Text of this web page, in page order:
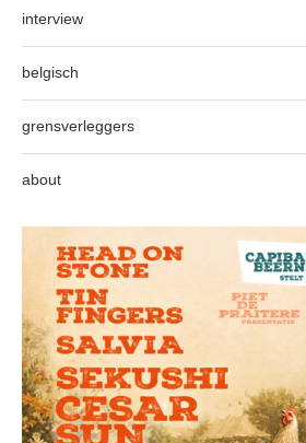
interview
belgisch
grensverleggers
about